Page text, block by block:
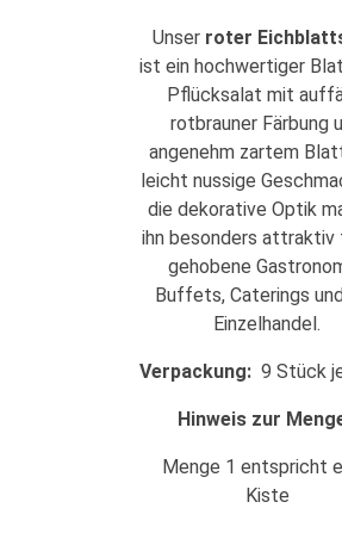
Unser roter
ist ein hochwertiger
Pflücksalat mit
rotbrauner Färbung
angenehm zartem
leicht nussige
die dekorative Optik
ihn besonders attraktiv
gehobene
Buffets, Caterings
Einzelhandel.
Verpackung: 9 Stück
Hinweis zur
Menge 1 entspricht
Kiste